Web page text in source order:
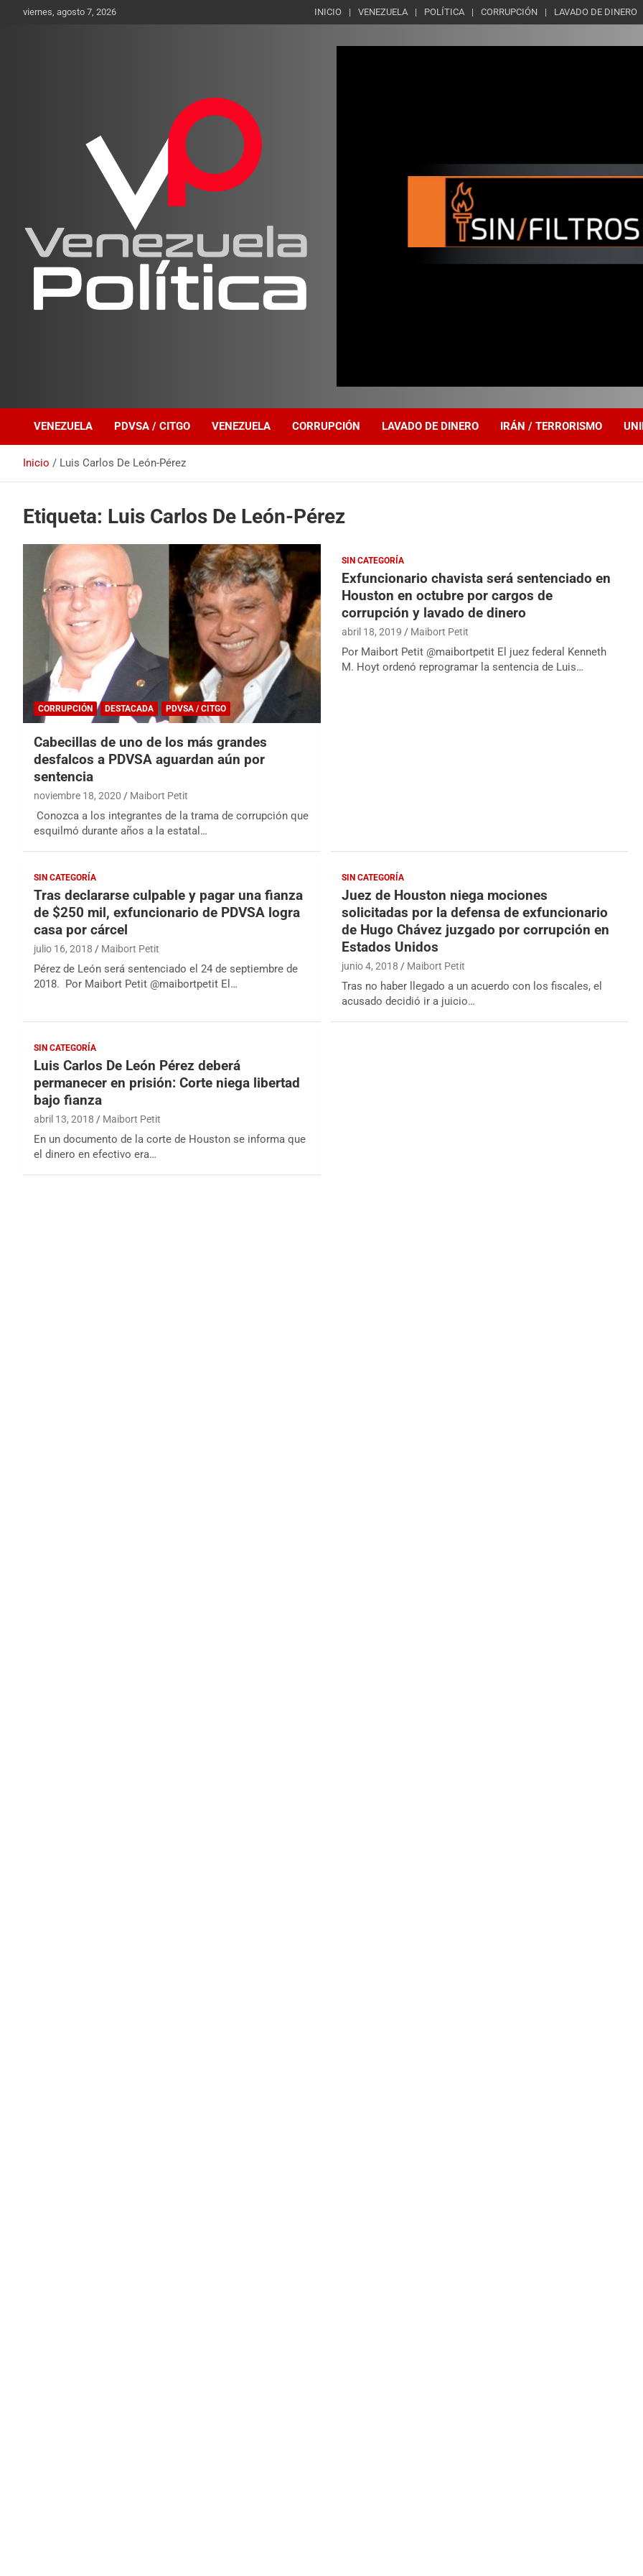
viernes, agosto 7, 2026 INICIO VENEZUELA POLÍTICA CORRUPCIÓN LAVADO DE DINERO
VENEZUELA PDVSA / CITGO VENEZUELA CORRUPCIÓN LAVADO DE DINERO IRÁN / TERRORISMO
Inicio Luis Carlos De León-Pérez
Etiqueta: Luis Carlos De León-Pérez
CORRUPCIÓN DESTACADA PDVSA / CITGO
Cabecillas de uno de los más grandes
desfalcos a PDVSA aguardan aún por
sentencia
noviembre 18, 2020 Maibort Petit
Conozca a los integrantes de la trama de corrupción que
esquilmó durante años a la estatal…
SIN CATEGORÍA
Exfuncionario chavista será sentenciado en
Houston en octubre por cargos de
corrupción y lavado de dinero
abril 18, 2019 Maibort Petit
Por Maibort Petit @maibortpetit El juez federal Kenneth
M. Hoyt ordenó reprogramar la sentencia de Luis…
SIN CATEGORÍA
Tras declararse culpable y pagar una fianza
de $250 mil, exfuncionario de PDVSA logra
casa por cárcel
julio 16, 2018 Maibort Petit
Pérez de León será sentenciado el 24 de septiembre de
2018. Por Maibort Petit @maibortpetit El…
SIN CATEGORÍA
Juez de Houston niega mociones
solicitadas por la defensa de exfuncionario
de Hugo Chávez juzgado por corrupción en
Estados Unidos
junio 4, 2018 Maibort Petit
Tras no haber llegado a un acuerdo con los fiscales, el
acusado decidió ir a juicio…
SIN CATEGORÍA
Luis Carlos De León Pérez deberá
permanecer en prisión: Corte niega libertad
bajo fianza
abril 13, 2018 Maibort Petit
En un documento de la corte de Houston se informa que
el dinero en efectivo era…